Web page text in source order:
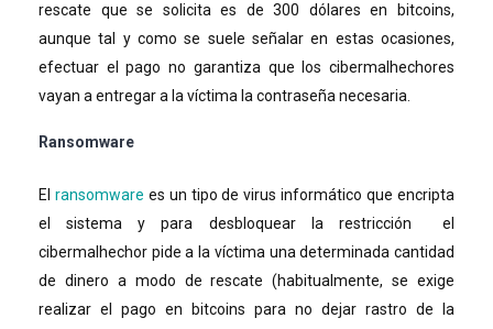
rescate que se solicita es de 300 dólares en bitcoins,
aunque tal y como se suele señalar en estas ocasiones,
efectuar el pago no garantiza que los cibermalhechores
vayan a entregar a la víctima la contraseña necesaria.
Ransomware
El ransomware es un tipo de virus informático que encripta
el sistema y para desbloquear la restricción el
cibermalhechor pide a la víctima una determinada cantidad
de dinero a modo de rescate (habitualmente, se exige
realizar el pago en bitcoins para no dejar rastro de la